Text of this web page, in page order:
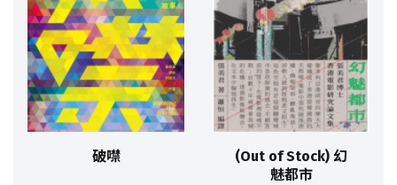
破噤
(Out of Stock) 幻
魅都市